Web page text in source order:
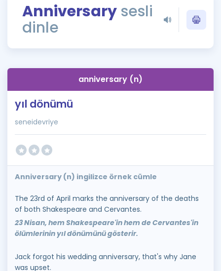
ÖSYM Sınav Takvimi
Kampanyalar
İngilizce Gramer
Anniversary sesli
dinle
anniversary (n)
yıl dönümü
seneidevriye
Anniversary (n) ingilizce örnek cümle
The 23rd of April marks the anniversary of the deaths
of both Shakespeare and Cervantes.
23 Nisan, hem Shakespeare'in hem de Cervantes'in
ölümlerinin yıl dönümünü gösterir.
Jack forgot his wedding anniversary, that's why Jane
was upset.